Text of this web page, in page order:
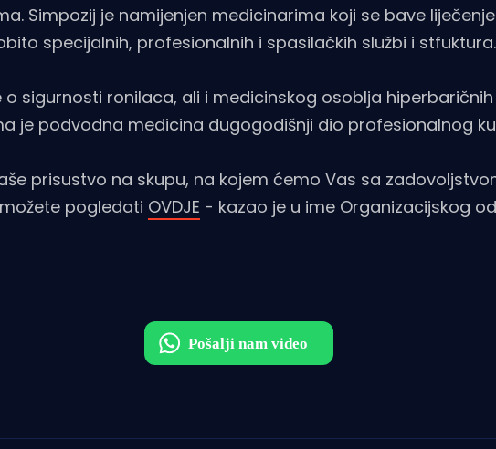
Simpozij je namijenjen medicinarima koji se bave
specijalnih, profesionalnih i spasilačkih službi i stfuktura.
sigurnosti ronilaca, ali i medicinskog osoblja
je podvodna medicina dugogodišnji dio profesionalnog
prisustvo na skupu, na kojem ćemo Vas sa
pogledati OVDJE - kazao je u ime Organizacijskog